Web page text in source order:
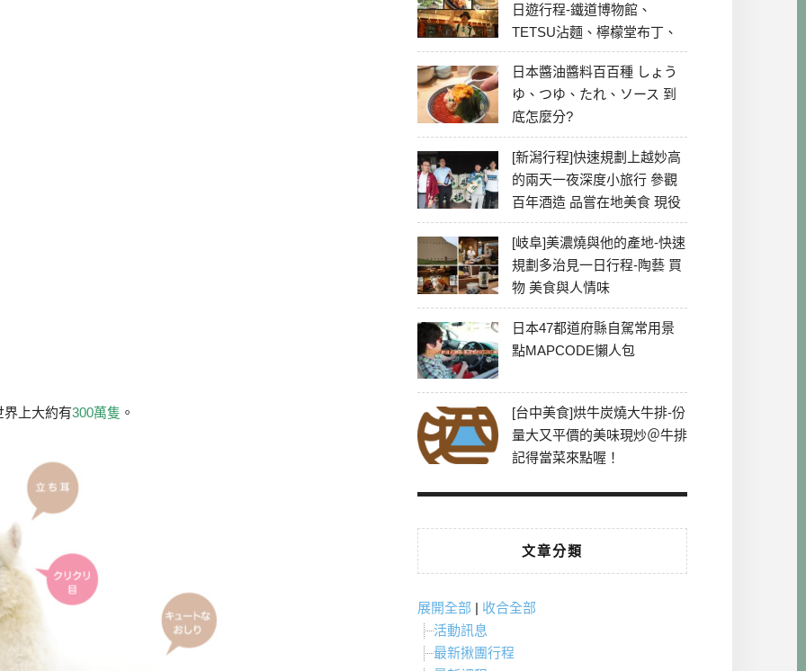
界上大約有300萬隻 。
日遊行程-鐵道博物館、
TETSU沾麵、檸檬堂布丁、
冰川神社、美食彙整
日本醬油醬料百百種 しょう
ゆ、つゆ、たれ、ソース 到
底怎麼分?
[新潟行程]快速規劃上越妙高
的兩天一夜深度小旅行 參觀
百年酒造 品嘗在地美食 現役
最老牌電影院
[岐阜]美濃燒與他的產地-快速
規劃多治見一日行程-陶藝 買
物 美食與人情味
日本47都道府縣自駕常用景
點MAPCODE懶人包
[台中美食]烘牛炭燒大牛排-份
量大又平價的美味現炒＠牛排
記得當菜來點喔！
文章分類
展開全部 | 收合全部
活動訊息
最新揪團行程